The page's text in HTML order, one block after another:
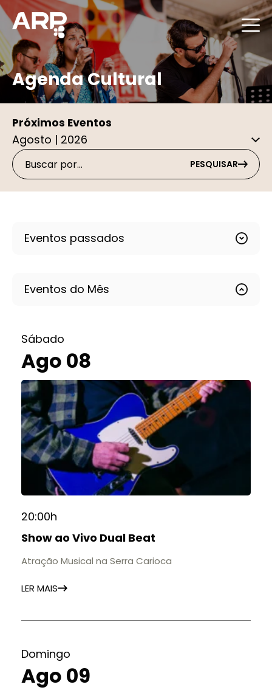
Agenda Cultural
Próximos Eventos
PESQUISAR
Eventos passados
Eventos do Mês
Sábado
Ago 08
20:00h
Show ao Vivo Dual Beat
Atração Musical na Serra Carioca
LER MAIS
Domingo
Ago 09